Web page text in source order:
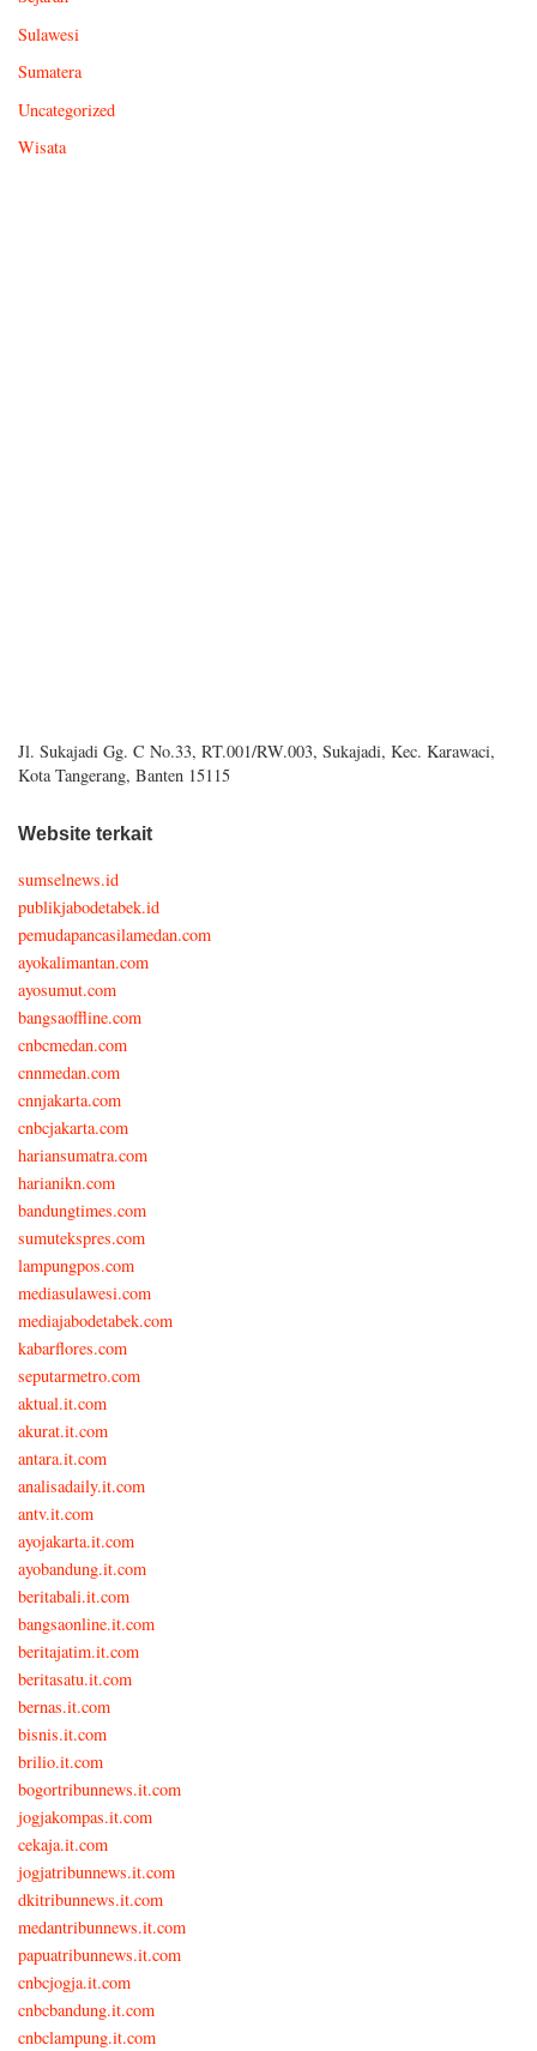
Sulawesi
Sumatera
Uncategorized
Wisata
Jl. Sukajadi Gg. C No.33, RT.001/RW.003, Sukajadi, Kec. Karawaci,
Kota Tangerang, Banten 15115
Website terkait
sumselnews.id
publikjabodetabek.id
pemudapancasilamedan.com
ayokalimantan.com
ayosumut.com
bangsaoffline.com
cnbcmedan.com
cnnmedan.com
cnnjakarta.com
cnbcjakarta.com
hariansumatra.com
harianikn.com
bandungtimes.com
sumutekspres.com
lampungpos.com
mediasulawesi.com
mediajabodetabek.com
kabarflores.com
seputarmetro.com
aktual.it.com
akurat.it.com
antara.it.com
analisadaily.it.com
antv.it.com
ayojakarta.it.com
ayobandung.it.com
beritabali.it.com
bangsaonline.it.com
beritajatim.it.com
beritasatu.it.com
bernas.it.com
bisnis.it.com
brilio.it.com
bogortribunnews.it.com
jogjakompas.it.com
cekaja.it.com
jogjatribunnews.it.com
dkitribunnews.it.com
medantribunnews.it.com
papuatribunnews.it.com
cnbcjogja.it.com
cnbcbandung.it.com
cnbclampung.it.com